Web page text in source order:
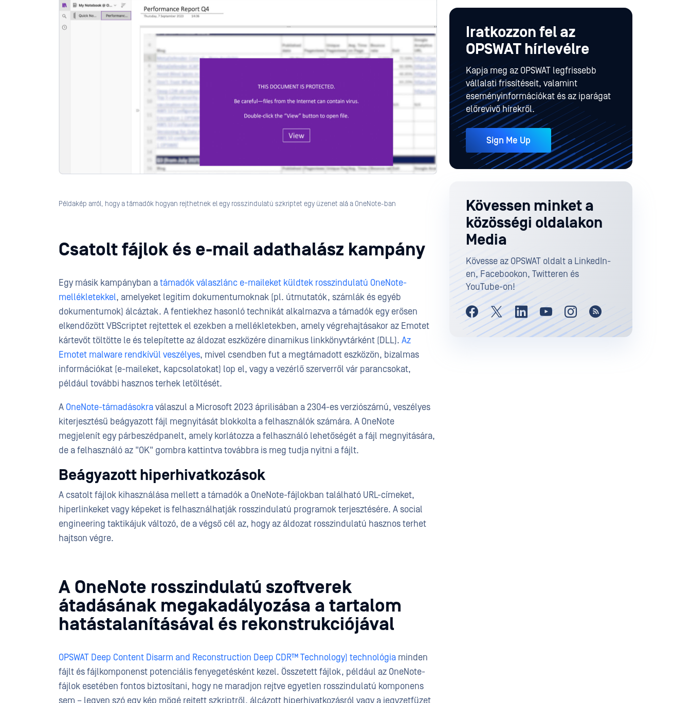
Példakép arról, hogy a támadók hogyan rejthetnek el egy rosszindulatú szkriptet egy üzenet alá a OneNote-ban
Csatolt fájlok és e-mail adathalász kampány
Egy másik kampányban atámadók válaszlánc e-maileket küldtek rosszindulatú OneNote-
mellékletekkel, amelyeket legitim dokumentumoknak (pl. útmutatók, számlák és egyéb
dokumentumok) álcáztak. A fentiekhez hasonló technikát alkalmazva a támadók egy erősen
elkendőzött VBScriptet rejtettek el ezekben a mellékletekben, amely végrehajtásakor az Emotet
kártevőt töltötte le és telepítette az áldozat eszközére dinamikus linkkönyvtárként (DLL). Az
Emotet malware rendkívül veszélyes, mivel csendben fut a megtámadott eszközön, bizalmas
információkat (e-maileket, kapcsolatokat) lop el, vagy a vezérlő szerverről vár parancsokat,
például további hasznos terhek letöltését.
A OneNote-támadásokraválaszul a Microsoft 2023 áprilisában a 2304-es verziószámú, veszélyes
kiterjesztésű beágyazott fájl megnyitását blokkolta a felhasználók számára. A OneNote
megjelenít egy párbeszédpanelt, amely korlátozza a felhasználó lehetőségét a fájl megnyitására,
de a felhasználó az "OK" gombra kattintva továbbra is meg tudja nyitni a fájlt.
Beágyazott hiperhivatkozások
A csatolt fájlok kihasználása mellett a támadók a OneNote-fájlokban található URL-címeket,
hiperlinkeket vagy képeket is felhasználhatják rosszindulatú programok terjesztésére. A social
engineering taktikájuk változó, de a végső cél az, hogy az áldozat rosszindulatú hasznos terhet
hajtson végre.
A OneNote rosszindulatú szoftverek
átadásának megakadályozása a tartalom
hatástalanításával és rekonstrukciójával
OPSWAT Deep Content Disarm and Reconstruction Deep CDR™ Technology) technológia minden
fájlt és fájlkomponenst potenciális fenyegetésként kezel. Összetett fájlok, például az OneNote-
fájlok esetében fontos biztosítani, hogy ne maradjon rejtve egyetlen rosszindulatú komponens
sem – legyen szó egy kép mögé rejtett szkriptről, álcázott hiperhivatkozásról vagy a jegyzetfüzet
Iratkozzon fel az
OPSWAT hírlevélre
Kapja meg az OPSWAT legfrissebb
vállalati frissítéseit, valamint
eseményinformációkat és az iparágat
előrevivő hírekről.
Sign Me Up
Kövessen minket a
közösségi oldalakon
Media
Kövesse az OPSWAT oldalt a LinkedIn-
en, Facebookon, Twitteren és
YouTube-on!